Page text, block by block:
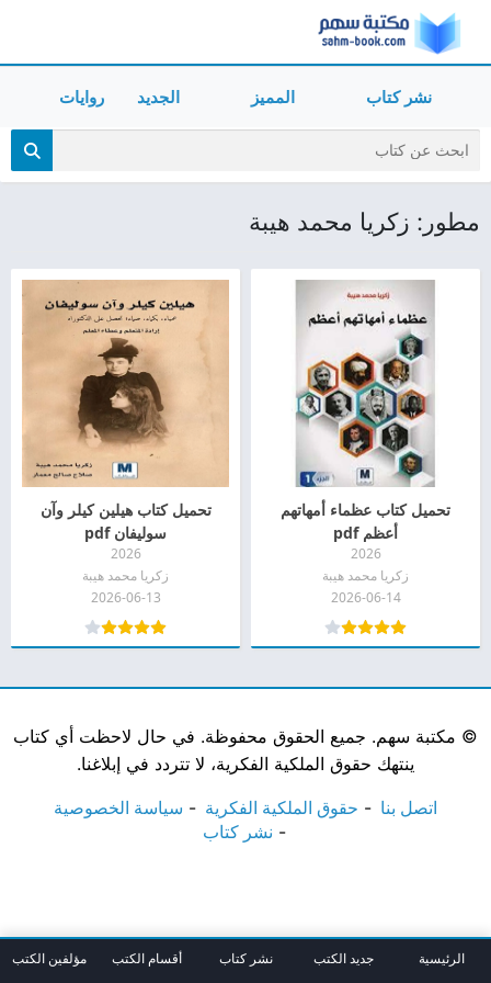
نشر كتاب المميز الجديد روايات
مطور: زكريا محمد هيبة
تحميل كتاب عظماء أمهاتهم
أعظم pdf
2026
زكريا محمد هيبة
2026-06-14
تحميل كتاب هيلين كيلر وآن
سوليفان pdf
2026
زكريا محمد هيبة
2026-06-13
© مكتبة سهم. جميع الحقوق محفوظة. في حال لاحظت أي كتاب
ينتهك حقوق الملكية الفكرية، لا تتردد في إبلاغنا.
اتصل بنا حقوق الملكية الفكرية
سياسة الخصوصية
نشر كتاب
الرئيسية جديد الكتب نشر كتاب أقسام الكتب مؤلفين الكتب